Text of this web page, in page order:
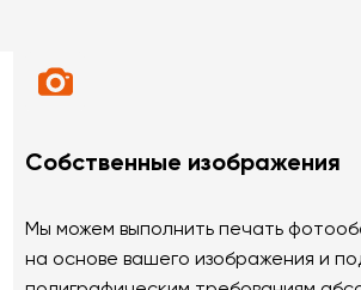
Собственные изображения
Мы можем выполнить печать
на основе вашего изображения и